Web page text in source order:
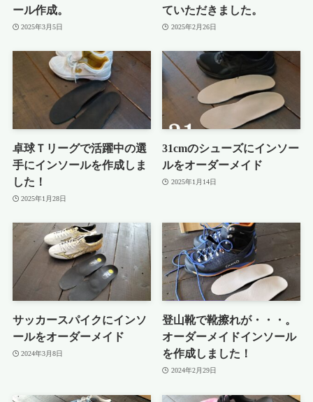
ール作成。
2025年3月5日
ていただきました。
2025年2月26日
卓球Ｔリーグで活躍中の選
手にインソールを作成しま
した！
2025年1月28日
31cmのシューズにインソー
ルをオーダーメイド
2025年1月14日
サッカースパイクにインソ
ールをオーダーメイド
2024年3月8日
登山靴で靴擦れが・・・。
オーダーメイドインソール
を作成しました！
2024年2月29日